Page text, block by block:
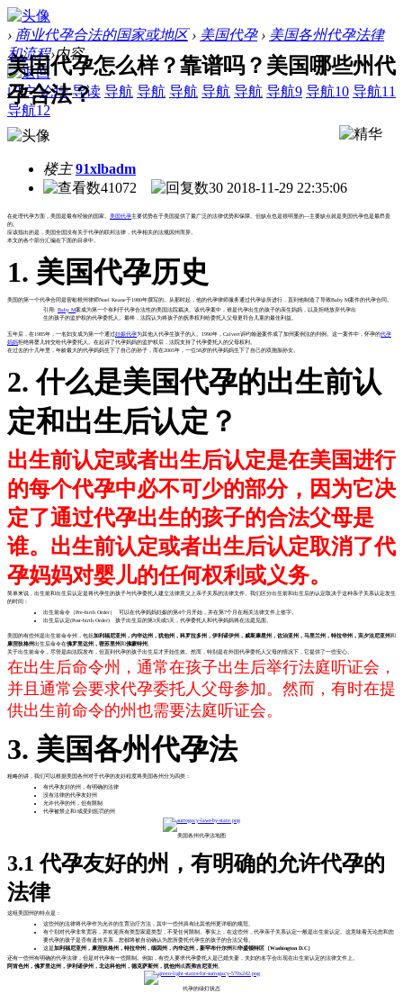
› 商业代孕合法的国家或地区 › 美国代孕 › 美国各州代孕法律
和流程›内容
门户 论坛 导读 导航 导航 导航 导航 导航 导航9 导航10 导航11
导航12
美国代孕怎么样？靠谱吗？美国哪些州代
孕合法？
楼主 91xlbadm
41072
30 2018-11-29 22:35:06
在处理代孕方面，美国是最有经验的国家。 美国代孕主要优势在于美国提供了最广泛的法律优势和保障。但缺点也是很明显的---主要缺点就是美国代孕也是最昂贵
的。
应该指出的是，美国全国没有关于代孕的联邦法律，代孕相关的法规因州而异。
本文的各个部分汇编在下面的目录中。
1. 美国代孕历史
美国的第一个代孕合同是密歇根州律师Noel Keane于1980年撰写的。从那时起，他的代孕律师服务通过代孕诊所进行，直到他制造了导致Baby M案件的代孕合同。
引用: Baby M案成为第一个有利于代孕合法性的美国法院裁决。该代孕案中，谁是代孕出生的孩子的亲生妈妈，以及拒绝放弃代孕出
生的孩子的监护权的代孕委托人。最终，法院认为将孩子的抚养权判给委托人父母更符合儿童的最佳利益。
五年后，在1985年，一名妇女成为第一个通过妊娠代孕为其他人代孕生孩子的人。1990年，Calvert诉约翰逊案件成了加州案例法的判例。这一案件中，怀孕的代孕
妈妈拒绝将婴儿转交给代孕委托人。在起诉了代孕妈妈的监护权后，法院支持了代孕委托人的父母权利。
在过去的十几年里，年龄最大的代孕妈妈生下了自己的孙子，而在2005年，一位58岁的代孕妈妈生下了自己的双胞胎孙女。
2. 什么是美国代孕的出生前认
定和出生后认定？
出生前认定或者出生后认定是在美国进行
的每个代孕中必不可少的部分，因为它决
定了通过代孕出生的孩子的合法父母是
谁。出生前认定或者出生后认定取消了代
孕妈妈对婴儿的任何权利或义务。
简单来说，出生前和出生后认定是将代孕生的孩子与代孕委托人建立法律意义上亲子关系的法律文件。我们区分出生前和出生后的认定取决于这种亲子关系认定发生
的时间：
出生前命令（Pre-birth Order） 可以在代孕妈妈妊娠的第4个月开始，并在第7个月在相关法律文件上签字。
出生后认定(Post-birth Order) 孩子出生后的第3天或5天，代孕委托人和代孕妈妈将在法庭见面。
美国的有些州是出生前命令州，包括加利福尼亚州，内华达州，犹他州，科罗拉多州，伊利诺伊州，威斯康星州，佐治亚州，马里兰州，特拉华州，宾夕法尼亚州和
康涅狄格州出生后命令在佛罗里达州，密苏里州和佛蒙特州。
关于出生前命令，尽管是由法院发布，但直到代孕的孩子出生后才开始生效。然而，特别是在外国代孕委托人父母的情况下，它提供了一些安心。
在出生后命令州，通常在孩子出生后举行法庭听证会，
并且通常会要求代孕委托人父母参加。然而，有时在提
供出生前命令的州也需要法庭听证会。
3. 美国各州代孕法
粗略的讲，我们可以根据美国各州对于代孕的友好程度将美国各州分为四类：
有代孕友好的州，有明确的法律
没有法律的代孕友好州
允许代孕的州，但有限制
代孕被禁止和/或受到惩罚的州
美国各州代孕法地图
3.1 代孕友好的州，有明确的允许代孕的
法律
这组美国州的特点是：
这些州的法律将代孕作为允许的生育治疗方法，其中一些州具有比其他州更详细的规范。
有个别对代孕非常宽容，并欢迎所有类型家庭类型，不受任何限制。事实上，在这些州，代孕亲子关系认定一般是出生前认定。这意味着无论您和您
要代孕的孩子是否有遗传关系，您都将被自动确认为您所委托代孕生的孩子的合法父母。
这是加利福尼亚州，康涅狄格州，特拉华州，缅因州，内华达州，新罕布什尔州和华盛顿特区（Washington D.C）
还有一些州有明确的代孕法律，但是对代孕有一些限制。例如，有些人要求代孕委托人是已婚夫妻，夫妇的名字会出现在出生前认定的法律文件上。
阿肯色州，佛罗里达州，伊利诺伊州，北达科他州，德克萨斯州，犹他州或西弗吉尼亚州。
代孕的绿灯状态